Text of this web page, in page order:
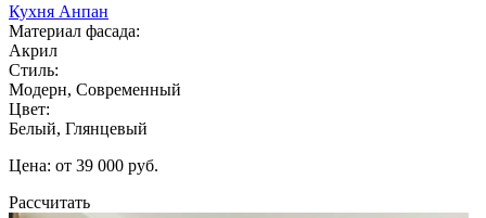
Кухня Анпан
Материал фасада:
Акрил
Стиль:
Модерн, Современный
Цвет:
Белый, Глянцевый
Цена: от 39 000 руб.
Рассчитать